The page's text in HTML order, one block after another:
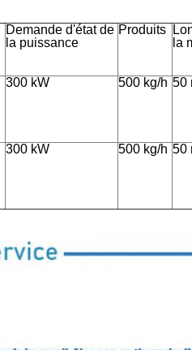
Demande d'état de
la puissance
Produits
la
300 kW 500 kg/h 50
300 kW 500 kg/h 50